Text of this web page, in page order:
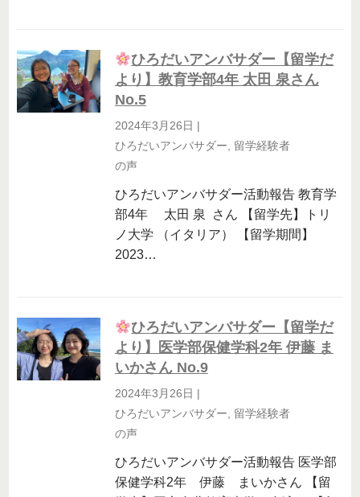
ひろだいアンバサダー【留学だ
より】教育学部4年 太田 泉さん
No.5
2024年3月26日 |
ひろだいアンバサダー
留学経験者
の声
ひろだいアンバサダー活動報告 教育学
部4年 太田 泉 さん 【留学先】トリ
ノ大学 （イタリア） 【留学期間】
2023…
ひろだいアンバサダー【留学だ
より】医学部保健学科2年 伊藤 ま
いかさん No.9
2024年3月26日 |
ひろだいアンバサダー
留学経験者
の声
ひろだいアンバサダー活動報告 医学部
保健学科2年 伊藤 まいかさん 【留